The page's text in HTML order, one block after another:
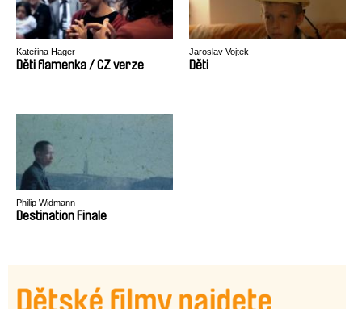
Kateřina Hager
Děti flamenka / CZ verze
Jaroslav Vojtek
Děti
Philip Widmann
Destination Finale